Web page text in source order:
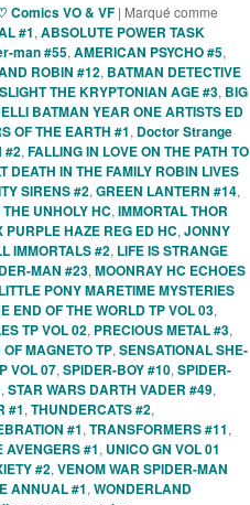
Comics VO & VF | Marqué comme
#1, ABSOLUTE POWER TASK
man #55, AMERICAN PSYCHO #5,
ROBIN #12, BATMAN DETECTIVE
THE KRYPTONIAN AGE #3, BIG
BATMAN YEAR ONE ARTISTS ED
OF THE EARTH #1, Doctor Strange
#2, FALLING IN LOVE ON THE PATH TO
DEATH IN THE FAMILY ROBIN LIVES
SIRENS #2, GREEN LANTERN #14,
UNHOLY HC, IMMORTAL THOR
PURPLE HAZE REG ED HC, JONNY
IMMORTALS #2, LIFE IS STRANGE
MAN #23, MOONRAY HC ECHOES
PONY MARETIME MYSTERIES
END OF THE WORLD TP VOL 03,
TP VOL 02, PRECIOUS METAL #3,
MAGNETO TP, SENSATIONAL SHE-
VOL 07, SPIDER-BOY #10, SPIDER-
, STAR WARS DARTH VADER #49,
#1, THUNDERCATS #2,
#1, TRANSFORMERS #11,
AVENGERS #1, UNICO GN VOL 01
#2, VENOM WAR SPIDER-MAN
ANNUAL #1, WONDERLAND